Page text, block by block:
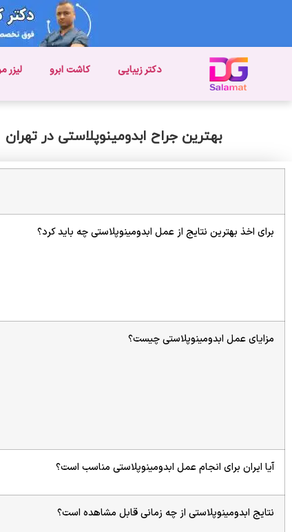
دکتر زیبایی کاشت ابرو لیزر
بهترین جراح ابدومینوپلاستی در تهران
برای اخذ بهترین نتایج از عمل ابدومینوپلاستی چه باید کرد؟
مزایای عمل ابدومینوپلاستی چیست؟
آیا ایران برای انجام عمل ابدومینوپلاستی مناسب است؟
نتایج ابدومینوپلاستی از چه زمانی قابل مشاهده است؟